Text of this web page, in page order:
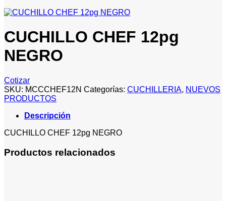
CUCHILLO CHEF 12pg
NEGRO
Cotizar
SKU: MCCCHEF12N Categorías: CUCHILLERIA, NUEVOS
PRODUCTOS
Descripción
CUCHILLO CHEF 12pg NEGRO
Productos relacionados